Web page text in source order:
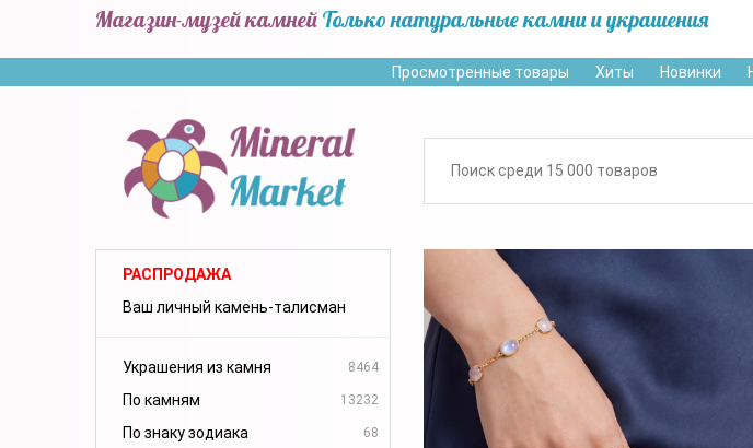
Магазин-музей камней Только натуральные камни и украшения
Просмотренные товары Хиты Новинки
РАСПРОДАЖА
Ваш личный камень-талисман
Украшения из камня 8464
По камням 13232
По знаку зодиака 68